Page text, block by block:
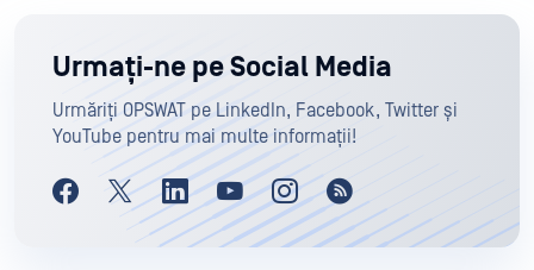
Urmați-ne pe Social Media
Urmăriți OPSWAT pe LinkedIn, Facebook, Twitter și
YouTube pentru mai multe informații!